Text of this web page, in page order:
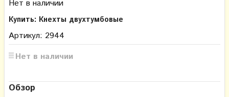
Нет в наличии
Купить: Кнехты двухтумбовые
Артикул: 2944
Нет в наличии
Обзор